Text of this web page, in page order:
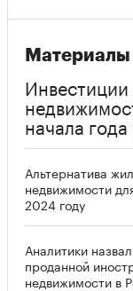
Материалы
Инвестиции
начала
Альтернатива
недвижимости
2024 году
Аналитики
проданной
недвижимости в